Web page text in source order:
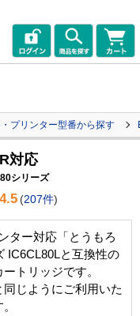
プリンター型番から探す
対応
シリーズ
4.5 (207件)
ター対応「とうもろ
IC6CL80Lと互換性の
トリッジです。
じようにご利用いた